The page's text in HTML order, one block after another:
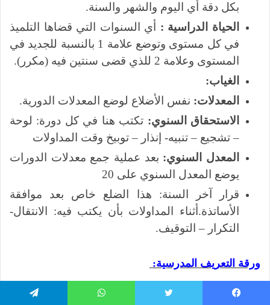
بكل دقة أي اليوم والشهر والسنة.
الحياة الدراسية : أي السنوات التي قضاها التلميذ
في كل مستوى وتوضع علامة 1 بالنسبة للجديد في
المستوى وعلامة 2 للذي قضى سنتين فيه (مكرر).
الغياب:
المعدلات: نفس الأضلاع لوضع المعدلات الدورية.
الاستحقاق السنوي: تكتب هنا في كل دورة: لوحة
– تشجيع – تنبيه- إنذار – توبيخ وقت المداولات
المعدل السنوي: بعد عملية جمع معدلات الدورات
يوضع المعدل السنوي على 20
قرار آخر السنة: هذا الضلع خاص بعد موافقة
الأساتذة.أثناء المداولات بأن يكتب فيه: الانتقال-
التكرار – التوقيف.
ورقة التعريف المدرسية:
إن ورقة التعريف المدرسية أول وثيقة تصل إلى التلميذ